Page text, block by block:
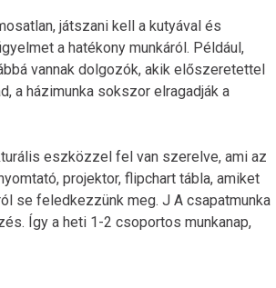
játszani kell a kutyával és
a hatékony munkáról. Például,
vannak dolgozók, akik előszeretettel
a házimunka sokszor elragadják a
eszközzel fel van szerelve, ami az
projektor, flipchart tábla, amiket
se feledkezzünk meg. J A csapatmunka
Így a heti 1-2 csoportos munkanap,